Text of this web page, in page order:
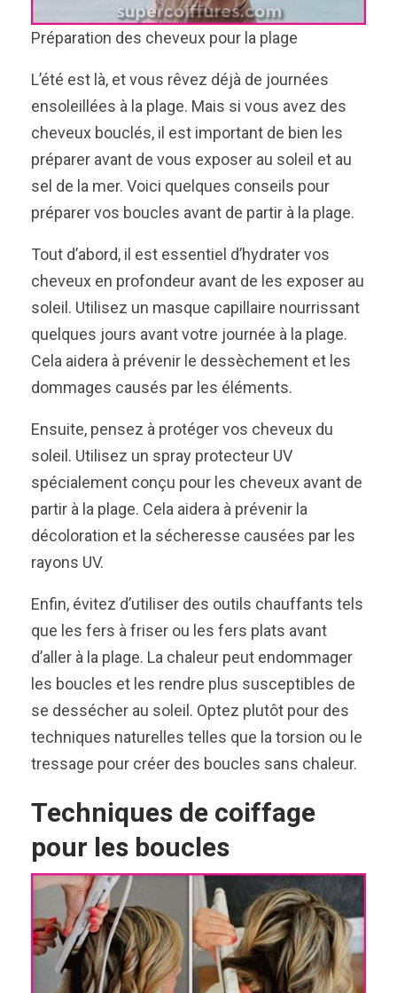
Préparation des cheveux pour la plage
L’été est là, et vous rêvez déjà de journées
ensoleillées à la plage. Mais si vous avez des
cheveux bouclés, il est important de bien les
préparer avant de vous exposer au soleil et au
sel de la mer. Voici quelques conseils pour
préparer vos boucles avant de partir à la plage.
Tout d’abord, il est essentiel d’hydrater vos
cheveux en profondeur avant de les exposer au
soleil. Utilisez un masque capillaire nourrissant
quelques jours avant votre journée à la plage.
Cela aidera à prévenir le dessèchement et les
dommages causés par les éléments.
Ensuite, pensez à protéger vos cheveux du
soleil. Utilisez un spray protecteur UV
spécialement conçu pour les cheveux avant de
partir à la plage. Cela aidera à prévenir la
décoloration et la sécheresse causées par les
rayons UV.
Enfin, évitez d’utiliser des outils chauffants tels
que les fers à friser ou les fers plats avant
d’aller à la plage. La chaleur peut endommager
les boucles et les rendre plus susceptibles de
se dessécher au soleil. Optez plutôt pour des
techniques naturelles telles que la torsion ou le
tressage pour créer des boucles sans chaleur.
Techniques de coiffage
pour les boucles